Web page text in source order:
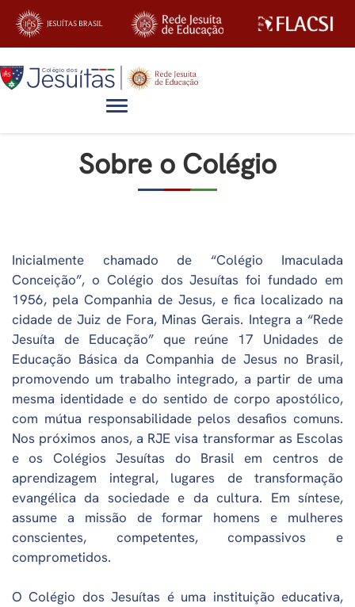
Alternar navegação
Sobre o Colégio
Inicialmente chamado de “Colégio Imaculada
Conceição”, o Colégio dos Jesuítas foi fundado em
1956, pela Companhia de Jesus, e fica localizado na
cidade de Juiz de Fora, Minas Gerais. Integra a “Rede
Jesuíta de Educação” que reúne 17 Unidades de
Educação Básica da Companhia de Jesus no Brasil,
promovendo um trabalho integrado, a partir de uma
mesma identidade e do sentido de corpo apostólico,
com mútua responsabilidade pelos desafios comuns.
Nos próximos anos, a RJE visa transformar as Escolas
e os Colégios Jesuítas do Brasil em centros de
aprendizagem integral, lugares de transformação
evangélica da sociedade e da cultura. Em síntese,
assume a missão de formar homens e mulheres
conscientes, competentes, compassivos e
comprometidos.
O Colégio dos Jesuítas é uma instituição educativa,